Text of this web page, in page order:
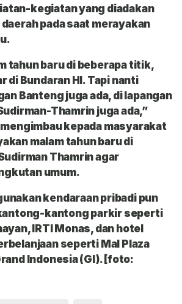
kegiatan yang diadakan
pada saat merayakan
tahun baru di beberapa titik,
di Bundaran HI. Tapi nanti
Banteng juga ada, di lapangan
Thamrin juga ada,”
kepada masyarakat
malam tahun baru di
Thamrin agar
umum.
kendaraan pribadi pun
kantong parkir seperti
IRTI Monas, dan hotel
seperti Mal Plaza
Indonesia (GI). [foto: